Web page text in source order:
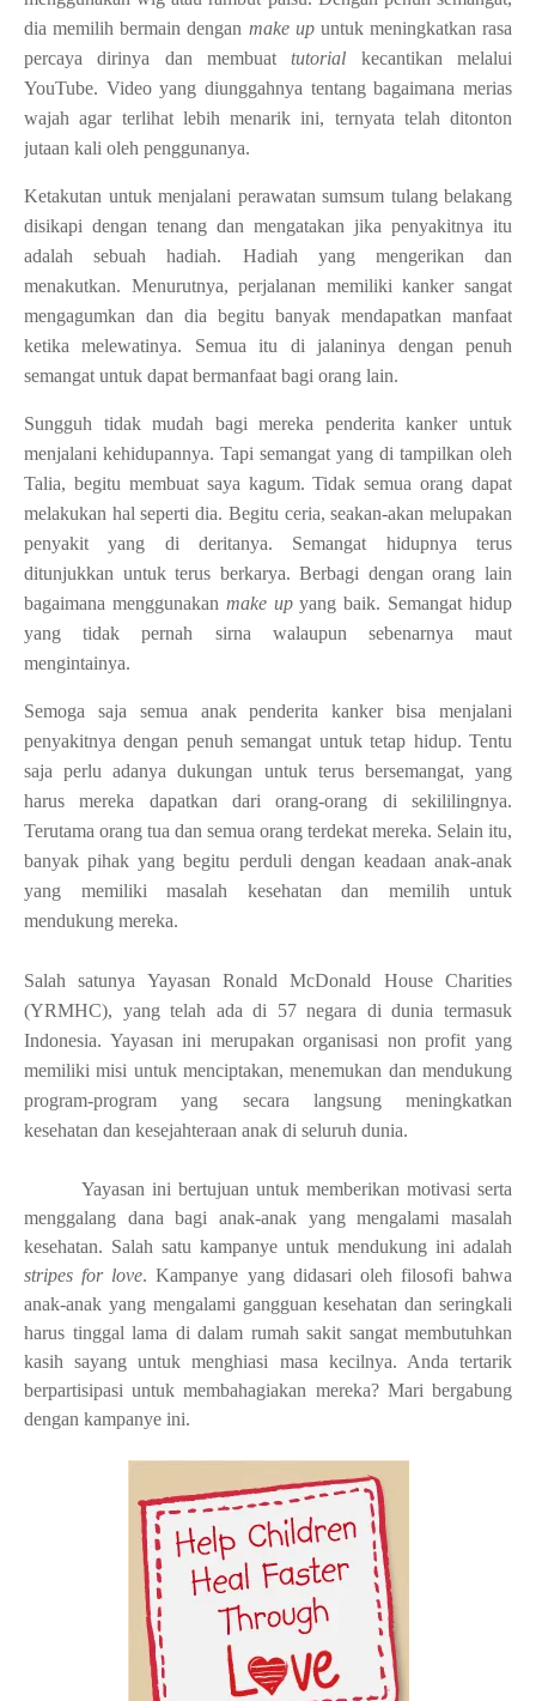
dia memilih bermain dengan make upuntuk meningkatkan rasa
percaya dirinya dan membuattutorial kecantikan melalui
YouTube. Video yang diunggahnya tentang bagaimana merias
wajah agar terlihat lebih menarik ini, ternyata telah ditonton
jutaan kali oleh penggunanya.
Ketakutan untuk menjalani perawatan sumsum tulang belakang
disikapi dengan tenang dan mengatakan jika penyakitnya itu
adalah sebuah hadiah. Hadiah yang mengerikan dan
menakutkan. Menurutnya, perjalanan memiliki kanker sangat
mengagumkan dan dia begitu banyak mendapatkan manfaat
ketika melewatinya. Semua itu di jalaninya dengan penuh
semangat untuk dapat bermanfaat bagi orang lain.
Sungguh tidak mudah bagi mereka penderita kanker untuk
menjalani kehidupannya. Tapi semangat yang di tampilkan oleh
Talia, begitu membuat saya kagum. Tidak semua orang dapat
melakukan hal seperti dia. Begitu ceria, seakan-akan melupakan
penyakit yang di deritanya. Semangat hidupnya terus
ditunjukkan untuk terus berkarya. Berbagi dengan orang lain
bagaimana menggunakan make upyang baik. Semangat hidup
yang tidak pernah sirna walaupun sebenarnya maut
mengintainya.
Semoga saja semua anak penderita kanker bisa menjalani
penyakitnya dengan penuh semangat untuk tetap hidup. Tentu
saja perlu adanya dukungan untuk terus bersemangat, yang
harus mereka dapatkan dari orang-orang di sekililingnya.
Terutama orang tua dan semua orang terdekat mereka. Selain itu,
banyak pihak yang begitu perduli dengan keadaan anak-anak
yang memiliki masalah kesehatan dan memilih untuk
mendukung mereka.
Salah satunya Yayasan Ronald McDonald House Charities
(YRMHC), yang telah ada di 57 negara di dunia termasuk
Indonesia. Yayasan ini merupakan organisasi non profit yang
memiliki misi untuk menciptakan, menemukan dan mendukung
program-program yang secara langsung meningkatkan
kesehatan dan kesejahteraan anak di seluruh dunia.
Yayasan ini bertujuan untuk memberikan motivasi serta
menggalang dana bagi anak-anak yang mengalami masalah
kesehatan. Salah satu kampanye untuk mendukung ini adalah
stripes for love. Kampanye yang didasari oleh filosofi bahwa
anak-anak yang mengalami gangguan kesehatan dan seringkali
harus tinggal lama di dalam rumah sakit sangat membutuhkan
kasih sayang untuk menghiasi masa kecilnya. Anda tertarik
berpartisipasi untuk membahagiakan mereka? Mari bergabung
dengan kampanye ini.